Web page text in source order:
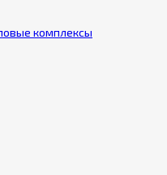
комплексы